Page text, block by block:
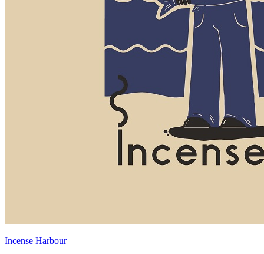
Incense Harbour